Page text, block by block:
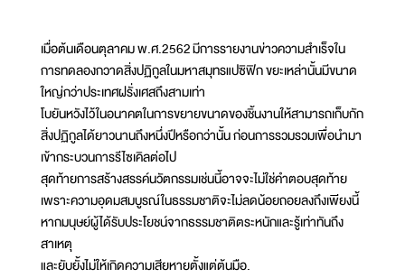
เมื่อต้นเดือนตุลาคม พ.ศ.2562 มีการรายงานข่าวความสำเร็จใน
การทดลองกวาดสิ่งปฏิกูลในมหาสมุทรแปซิฟิก ขยะเหล่านั้นมีขนาด
ใหญ่กว่าประเทศฝรั่งเศสถึงสามเท่า
โบยันหวังไว้ในอนาคตในการขยายขนาดของชิ้นงานให้สามารถเก็บกัก
สิ่งปฏิกูลได้ยาวนานถึงหนึ่งปีหรือกว่านั้น ก่อนการรวมรวมเพื่อนำมา
เข้ากระบวนการรีไซเคิลต่อไป
สุดท้ายการสร้างสรรค์นวัตกรรมเช่นนี้อาจจะไม่ใช่คำตอบสุดท้าย
เพราะความอุดมสมบูรณ์ในธรรมชาติจะไม่ลดน้อยถอยลงถึงเพียงนี้
หากมนุษย์ผู้ได้รับประโยชน์จากธรรมชาติตระหนักและรู้เท่าทันถึง
สาเหตุ
และยับยั้งไม่ให้เกิดความเสียหายตั้งแต่ต้นมือ.